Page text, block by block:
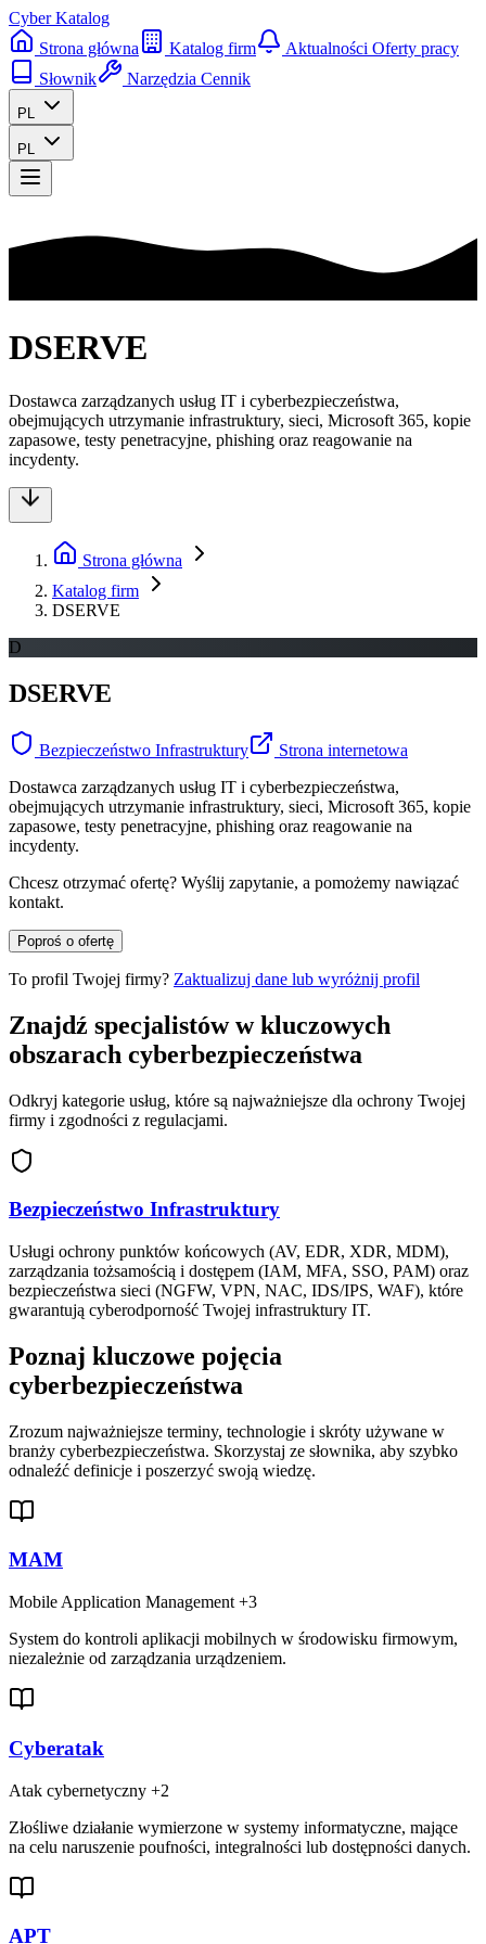
Cyber Katalog
Strona główna
Katalog firm Aktualności Oferty pracy
Słownik
Narzędzia Cennik
PL
PL
DSERVE
Dostawca zarządzanych usług IT i cyberbezpieczeństwa,
obejmujących utrzymanie infrastruktury, sieci, Microsoft 365, kopie
zapasowe, testy penetracyjne, phishing oraz reagowanie na
incydenty.
Strona główna
Katalog firm
DSERVE
D
DSERVE
Bezpieczeństwo Infrastruktury
Strona internetowa
Dostawca zarządzanych usług IT i cyberbezpieczeństwa,
obejmujących utrzymanie infrastruktury, sieci, Microsoft 365, kopie
zapasowe, testy penetracyjne, phishing oraz reagowanie na
incydenty.
Chcesz otrzymać ofertę? Wyślij zapytanie, a pomożemy nawiązać
kontakt.
Poproś o ofertę
To profil Twojej firmy? Zaktualizuj dane lub wyróżnij profil
Znajdź specjalistów w kluczowych
obszarach cyberbezpieczeństwa
Odkryj kategorie usług, które są najważniejsze dla ochrony Twojej
firmy i zgodności z regulacjami.
Bezpieczeństwo Infrastruktury
Usługi ochrony punktów końcowych (AV, EDR, XDR, MDM),
zarządzania tożsamością i dostępem (IAM, MFA, SSO, PAM) oraz
bezpieczeństwa sieci (NGFW, VPN, NAC, IDS/IPS, WAF), które
gwarantują cyberodporność Twojej infrastruktury IT.
Poznaj kluczowe pojęcia
cyberbezpieczeństwa
Zrozum najważniejsze terminy, technologie i skróty używane w
branży cyberbezpieczeństwa. Skorzystaj ze słownika, aby szybko
odnaleźć definicje i poszerzyć swoją wiedzę.
MAM
Mobile Application Management +3
System do kontroli aplikacji mobilnych w środowisku firmowym,
niezależnie od zarządzania urządzeniem.
Cyberatak
Atak cybernetyczny +2
Złośliwe działanie wymierzone w systemy informatyczne, mające
na celu naruszenie poufności, integralności lub dostępności danych.
APT